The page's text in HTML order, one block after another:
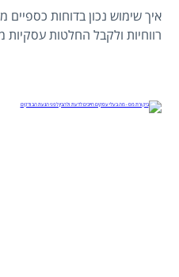
איך שימוש נכון בדוחות
רווחיות ולקבל החלטות עסקיות